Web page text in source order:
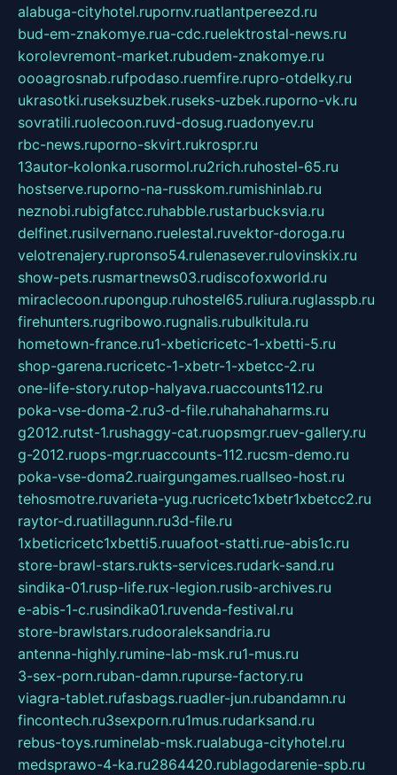
alabuga-cityhotel.rupornv.ruatlantpereezd.ru
bud-em-znakomye.rua-cdc.ruelektrostal-news.ru
korolevremont-market.rubudem-znakomye.ru
oooagrosnab.rufpodaso.ruemfire.rupro-otdelky.ru
ukrasotki.ruseksuzbek.ruseks-uzbek.ruporno-vk.ru
sovratili.ruolecoon.ruvd-dosug.ruadonyev.ru
rbc-news.ruporno-skvirt.rukrospr.ru
13autor-kolonka.rusormol.ru2rich.ruhostel-65.ru
hostserve.ruporno-na-russkom.rumishinlab.ru
neznobi.rubigfatcc.ruhabble.rustarbucksvia.ru
delfinet.rusilvernano.ruelestal.ruvektor-doroga.ru
velotrenajery.rupronso54.rulenasever.rulovinskix.ru
show-pets.rusmartnews03.rudiscofoxworld.ru
miraclecoon.rupongup.ruhostel65.ruliura.ruglasspb.ru
firehunters.rugribowo.rugnalis.rubulkitula.ru
hometown-france.ru1-xbeticricetc-1-xbetti-5.ru
shop-garena.rucricetc-1-xbetr-1-xbetcc-2.ru
one-life-story.rutop-halyava.ruaccounts112.ru
poka-vse-doma-2.ru3-d-file.ruhahahaharms.ru
g2012.rutst-1.rushaggy-cat.ruopsmgr.ruev-gallery.ru
g-2012.ruops-mgr.ruaccounts-112.rucsm-demo.ru
poka-vse-doma2.ruairgungames.ruallseo-host.ru
tehosmotre.ruvarieta-yug.rucricetc1xbetr1xbetcc2.ru
raytor-d.ruatillagunn.ru3d-file.ru
1xbeticricetc1xbetti5.ruuafoot-statti.rue-abis1c.ru
store-brawl-stars.rukts-services.rudark-sand.ru
sindika-01.rusp-life.rux-legion.rusib-archives.ru
e-abis-1-c.rusindika01.ruvenda-festival.ru
store-brawlstars.rudooraleksandria.ru
antenna-highly.rumine-lab-msk.ru1-mus.ru
3-sex-porn.ruban-damn.rupurse-factory.ru
viagra-tablet.rufasbags.ruadler-jun.rubandamn.ru
fincontech.ru3sexporn.ru1mus.rudarksand.ru
rebus-toys.ruminelab-msk.rualabuga-cityhotel.ru
medsprawo-4-ka.ru2864420.rublagodarenie-spb.ru